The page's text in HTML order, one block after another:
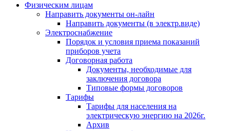
Физическим лицам
Направить документы он-лайн
Направить документы (в электр.виде)
Электроснабжение
Порядок и условия приема показаний
приборов учета
Договорная работа
Документы, необходимые для
заключения договора
Типовые формы договоров
Тарифы
Тарифы для населения на
электрическую энергию на 2026г.
Архив